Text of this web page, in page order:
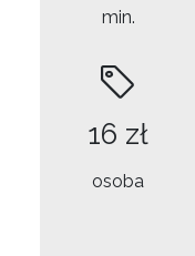
min.
16 zł
osoba